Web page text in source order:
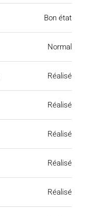
Bon état
Normal
Réalisé
Réalisé
Réalisé
Réalisé
Réalisé